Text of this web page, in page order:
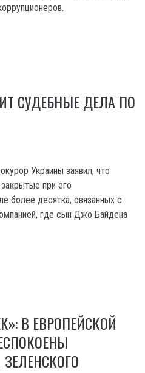
СУДЕБНЫЕ ДЕЛА ПО
Украины заявил, что
при его
более десятка, связанных с
где сын Джо Байдена
В ЕВРОПЕЙСКОЙ